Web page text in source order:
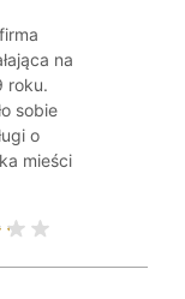
na
roku.
sobie
o
mieści